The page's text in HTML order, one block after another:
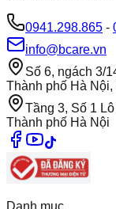
0941.298.865 -
info@bcare.vn
Số 6, ngách 3/
Thành phố Hà Nội,
Tầng 3, Số 1
Thành phố Hà Nội
Danh mục